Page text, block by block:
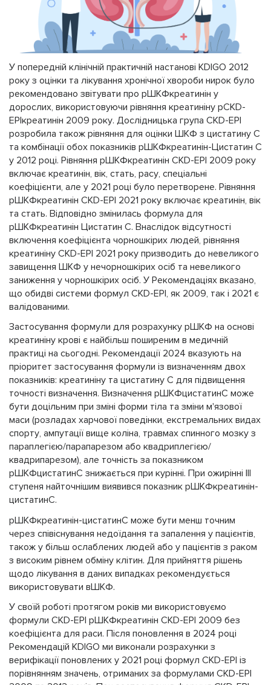
У попередній клінічній практичній настанові KDIGO 2012
року з оцінки та лікування хронічної хвороби нирок було
рекомендовано звітувати про рШКФкреатинін у
дорослих, використовуючи рівняння креатиніну рCKD-
EPIкреатинін 2009 року. Дослідницька група CKD-EPI
розробила також рівняння для оцінки ШКФ з цистатину С
та комбінації обох показників рШКФкреатинін-Цистатин С
у 2012 році. Рівняння рШКФкреатинін CKD-EPI 2009 року
включає креатинін, вік, стать, расу, спеціальні
коефіцієнти, але у 2021 році було перетворене. Рівняння
рШКФкреатинін CKD-EPI 2021 року включає креатинін, вік
та стать. Відповідно змінилась формула для
рШКФкреатинін Цистатин С. Внаслідок відсутності
включення коефіцієнта чорношкірих людей, рівняння
креатиніну CKD-EPI 2021 року призводить до невеликого
завищення ШКФ у нечорношкірих осіб та невеликого
заниження у чорношкірих осіб. У Рекомендаціях вказано,
що обидві системи формул CKD-EPI, як 2009, так і 2021 є
валідованими.
Застосування формули для розрахунку рШКФ на основі
креатиніну крові є найбільш поширеним в медичній
практиці на сьогодні. Рекомендації 2024 вказують на
пріоритет застосування формули із визначенням двох
показників: креатиніну та цистатину С для підвищення
точності визначення. Визначення рШКФцистатинС може
бути доцільним при зміні форми тіла та зміни м'язової
маси (розладах харчової поведінки, екстремальних видах
спорту, ампутації вище коліна, травмах спинного мозку з
параплегією/парапарезом або квадриплегією/
квадрипарезом), але точність за показником
рШКФцистатинС знижається при курінні. При ожирінні III
ступеня найточнішим виявився показник рШКФкреатинін-
цистатинС.
рШКФкреатинін-цистатинС може бути менш точним
через співіснування недоїдання та запалення у пацієнтів,
також у більш ослаблених людей або у пацієнтів з раком
з високим рівнем обміну клітин. Для прийняття рішень
щодо лікування в даних випадках рекомендується
використовувати вШКФ.
У своїй роботі протягом років ми використовуємо
формули CKD-EPI рШКФкреатинін CKD-EPI 2009 без
коефіцієнта для раси. Після поновлення в 2024 році
Рекомендацій KDIGO ми виконали розрахунки з
верифікації поновлених у 2021 році формул CKD-EPI із
порівнянням значень, отриманих за формулами CKD-EPI